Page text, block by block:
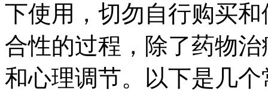
下使用，切勿自行购买
合性的过程，除了药物
和心理调节。以下是几